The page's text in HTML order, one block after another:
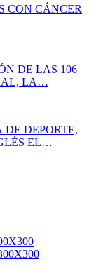
CON CÁNCER
DE LAS 106
LA…
DEPORTE,
EL…